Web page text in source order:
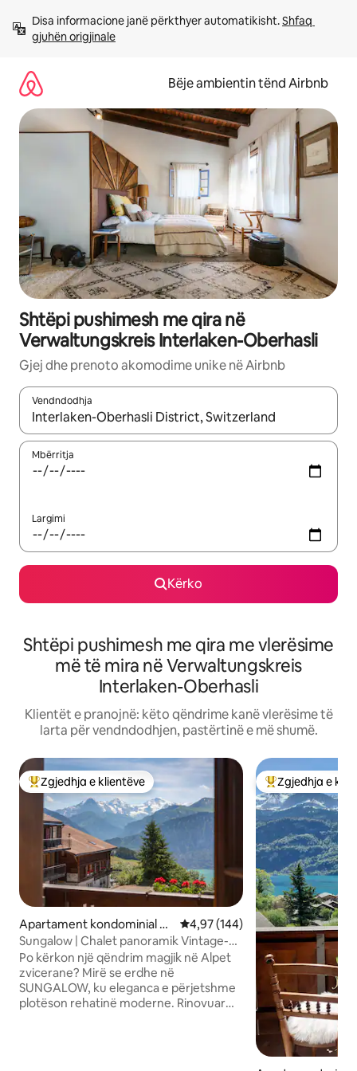
përmbajtja
Disa informacione janë përkthyer automatikisht. Shfaq
gjuhën origjinale
Bëje ambientin tënd Airbnb
Shtëpi pushimesh me qira në
Verwaltungskreis Interlaken-Oberhasli
Gjej dhe prenoto akomodime unike në Airbnb
Vendndodhja
Kur rezultatet të jenë të disponueshme, lëviz me butonat e
Mbërritja
Largimi
Kërko
Shtëpi pushimesh me qira me vlerësime
më të mira në Verwaltungskreis
Interlaken-Oberhasli
Klientët e pranojnë: këto qëndrime kanë vlerësime të
larta për vendndodhjen, pastërtinë e më shumë.
Më të mirat e zgjedhjeve të klientëve
Zgjedhja e klientëve
Apartament kondominial në
Beatenberg
Vlerësimi mesatar 4,97 nga 5,
4,97 (144)
Sungalow | Chalet panoramik Vintage-
Chic në Alpe
Po kërkon një qëndrim magjik në Alpet
zvicerane? Mirë se erdhe në
SUNGALOW, ku eleganca e përjetshme
plotëson rehatinë moderne. Rinovuar
Më të mirat e
Zgjedhja e